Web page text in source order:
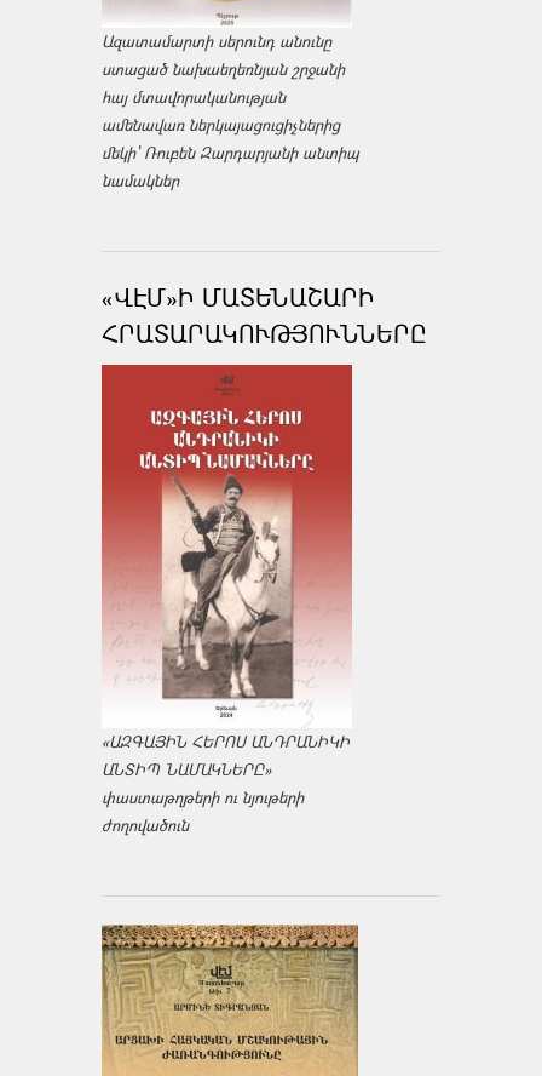
Ազատամարտի սերունդ անունը
ստացած նախաեղեռնյան շրջանի
հայ մտավորականության
ամենավառ ներկայացուցիչներից
մեկի՝ Ռուբեն Զարդարյանի անտիպ
նամակներ
«ՎԷՄ»Ի ՄԱՏԵՆԱՇԱՐԻ
ՀՐԱՏԱՐԱԿՈՒԹՅՈՒՆՆԵՐԸ
«ԱԶԳԱՅԻՆ ՀԵՐՈՍ ԱՆԴՐԱՆԻԿԻ
ԱՆՏԻՊ ՆԱՄԱԿՆԵՐԸ»
փաստաթղթերի ու նյութերի
ժողովածուն